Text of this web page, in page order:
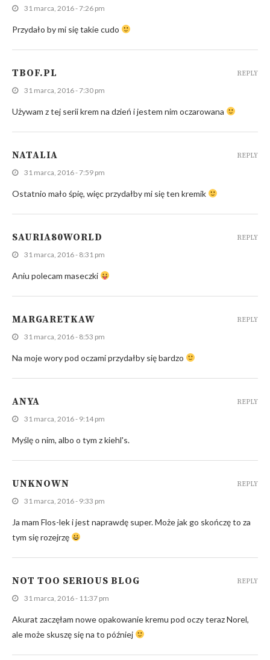
31 marca, 2016 - 7:26 pm
Przydało by mi się takie cudo
TBOF.PL
31 marca, 2016 - 7:30 pm
Używam z tej serii krem na dzień i jestem nim oczarowana
REPLY
NATALIA
31 marca, 2016 - 7:59 pm
Ostatnio mało śpię, więc przydałby mi się ten kremik
REPLY
SAURIA80WORLD
31 marca, 2016 - 8:31 pm
Aniu polecam maseczki
REPLY
MARGARETKAW
31 marca, 2016 - 8:53 pm
Na moje wory pod oczami przydałby się bardzo
REPLY
ANYA
31 marca, 2016 - 9:14 pm
Myślę o nim, albo o tym z kiehl's.
REPLY
UNKNOWN
31 marca, 2016 - 9:33 pm
Ja mam Flos-lek i jest naprawdę super. Może jak go skończę to za
tym się rozejrzę
REPLY
NOT TOO SERIOUS BLOG
31 marca, 2016 - 11:37 pm
Akurat zaczęłam nowe opakowanie kremu pod oczy teraz Norel,
ale może skuszę się na to później
REPLY